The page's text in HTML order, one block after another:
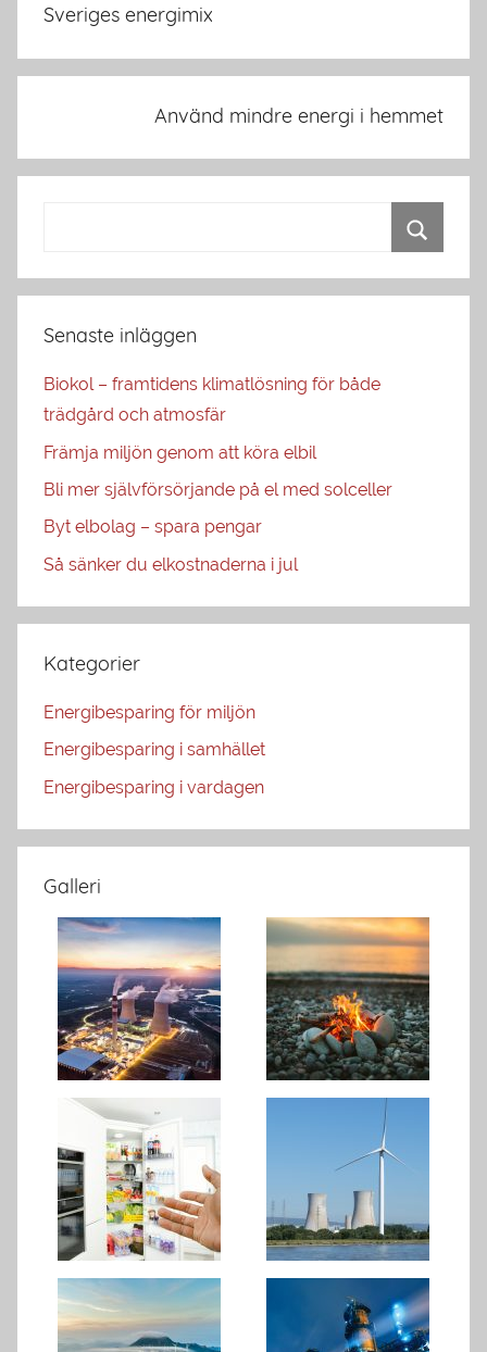
Sveriges energimix
Använd mindre energi i hemmet
Senaste inläggen
Biokol – framtidens klimatlösning för både
trädgård och atmosfär
Främja miljön genom att köra elbil
Bli mer självförsörjande på el med solceller
Byt elbolag – spara pengar
Så sänker du elkostnaderna i jul
Kategorier
Energibesparing för miljön
Energibesparing i samhället
Energibesparing i vardagen
Galleri